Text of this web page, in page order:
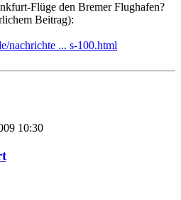
Flüge den Bremer Flughafen?
Beitrag):
nachrichte ... s-100.html
10:30